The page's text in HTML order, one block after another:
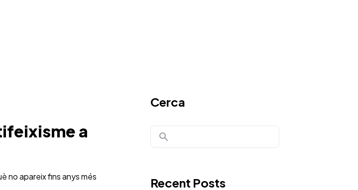
a
no apareix fins anys més
Cerca
Recent Posts